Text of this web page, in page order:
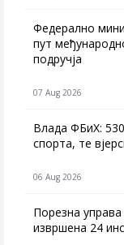
Федерално
пут
подручја
07 Aug 2026
Влада ФБиХ:
спорта, те
06 Aug 2026
Порезна
извршена 24